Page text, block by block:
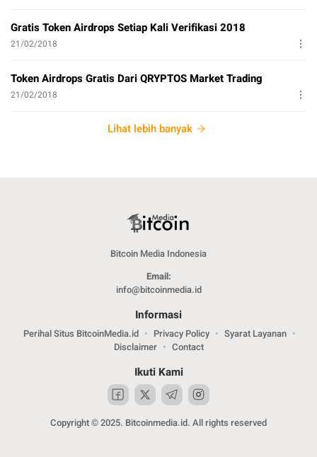
Gratis Token Airdrops Setiap Kali Verifikasi 2018
21/02/2018
Token Airdrops Gratis Dari QRYPTOS Market Trading
21/02/2018
Lihat lebih banyak
Bitcoin Media Indonesia
Email:
info@bitcoinmedia.id
Informasi
Perihal Situs BitcoinMedia.id Privacy Policy
Syarat Layanan
Disclaimer
Contact
Ikuti Kami
Copyright © 2025. Bitcoinmedia.id. All rights reserved